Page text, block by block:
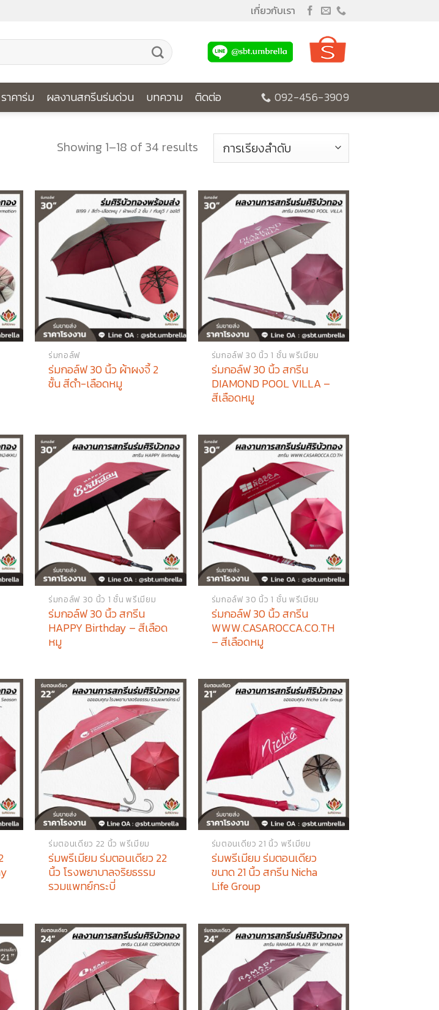
เกี่ยวกับเรา
ราคาร่ม ผลงานสกรีนร่มด่วน บทความ ติดต่อ 092-456-3909
Showing 1–18 of 34 results
ร่มกอล์ฟ
ร่มกอล์ฟ 30 นิ้ว ผ้าผงจี้ 2
ชั้น สีดำ-เลือดหมู
ร่มกอล์ฟ 30 นิ้ว 1 ชั้น พรีเมียม
ร่มกอล์ฟ 30 นิ้ว สกรีน
DIAMOND POOL VILLA –
สีเลือดหมู
ร่มกอล์ฟ 30 นิ้ว 1 ชั้น พรีเมียม
ร่มกอล์ฟ 30 นิ้ว สกรีน
HAPPY Birthday – สีเลือด
หมู
ร่มกอล์ฟ 30 นิ้ว 1 ชั้น พรีเมียม
ร่มกอล์ฟ 30 นิ้ว สกรีน
WWW.CASAROCCA.CO.TH
– สีเลือดหมู
ร่มตอนเดียว 22 นิ้ว พรีเมียม
ร่มพรีเมียม ร่มตอนเดียว 22
นิ้ว โรงพยาบาลจริยธรรม
รวมแพทย์กระบี่
ร่มตอนเดียว 21 นิ้ว พรีเมียม
ร่มพรีเมียม ร่มตอนเดียว
ขนาด 21 นิ้ว สกรีน Nicha
Life Group